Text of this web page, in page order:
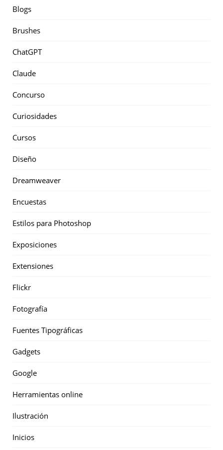
Blogs
Brushes
ChatGPT
Claude
Concurso
Curiosidades
Cursos
Diseño
Dreamweaver
Encuestas
Estilos para Photoshop
Exposiciones
Extensiones
Flickr
Fotografía
Fuentes Tipográficas
Gadgets
Google
Herramientas online
Ilustración
Inicios